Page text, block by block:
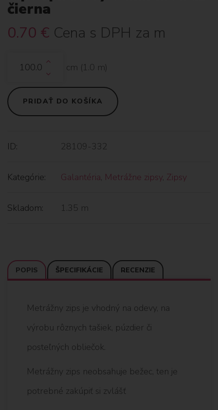
čierna
0.70 € Cena s DPH za m
cm (1.0 m)
PRIDAŤ DO KOŠÍKA
ID: 28109-332
Kategórie: Galantéria, Metrážne zipsy, Zipsy
Skladom: 1.35 m
POPIS ŠPECIFIKÁCIE RECENZIE
Metrážny zips je vhodný na odevy, na
výrobu rôznych tašiek, púzdier či
posteľných obliečok.
Metrážny zips neobsahuje bežec, ten je
potrebné zakúpiť si zvlášť